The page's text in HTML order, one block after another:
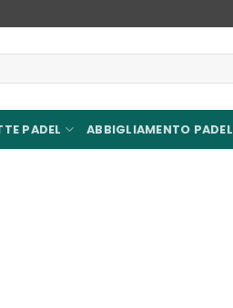
PADEL ABBIGLIAMENTO PADEL